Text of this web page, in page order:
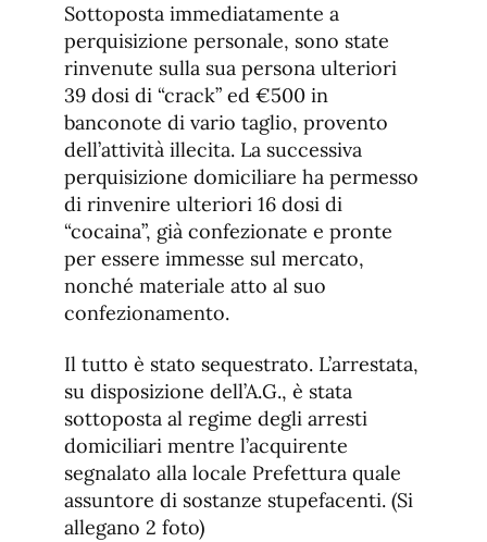
Sottoposta immediatamente a
perquisizione personale, sono state
rinvenute sulla sua persona ulteriori
39 dosi di “crack” ed €500 in
banconote di vario taglio, provento
dell’attività illecita. La successiva
perquisizione domiciliare ha permesso
di rinvenire ulteriori 16 dosi di
“cocaina”, già confezionate e pronte
per essere immesse sul mercato,
nonché materiale atto al suo
confezionamento.
Il tutto è stato sequestrato. L’arrestata,
su disposizione dell’A.G., è stata
sottoposta al regime degli arresti
domiciliari mentre l’acquirente
segnalato alla locale Prefettura quale
assuntore di sostanze stupefacenti. (Si
allegano 2 foto)